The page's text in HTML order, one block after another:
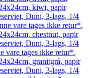
kiwi, papir
Duni, 3-lags, 1/4
vare tages ikke retur*,
chestnut, papir
Duni, 3-lags, 1/4
vare tages ikke retur*,
granitgrå, papir
Duni, 3-lags, 1/4